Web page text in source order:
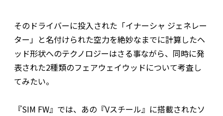
そのドライバーに投入された「イナーシャ ジェネレー
ター」と名付けられた空力を絶妙なまでに計算したヘ
ッド形状へのテクノロジーはさる事ながら、同時に発
表された2種類のフェアウェイウッドについて考査し
てみたい。
『SIM FW』では、あの『Vスチール』に搭載されたソ